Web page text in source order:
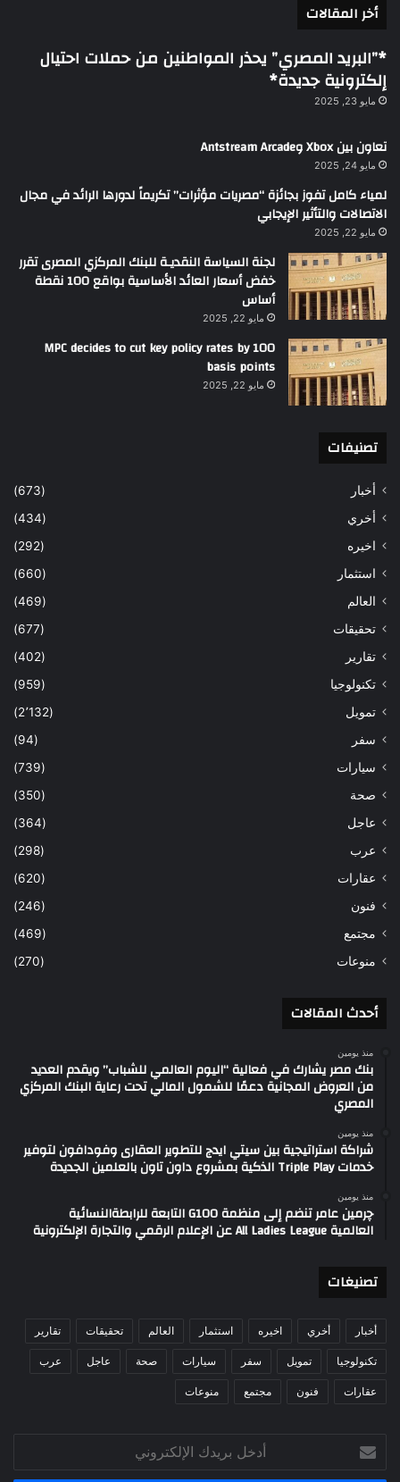
أخر المقالات
*”البريد المصري” يحذر المواطنين من حملات احتيال
إلكترونية جديدة*
مايو 23, 2025
تعاون بين Xbox وAntstream Arcade
مايو 24, 2025
لمياء كامل تفوز بجائزة “مصريات مؤثرات” تكريماً لدورها الرائد في مجال
الاتصالات والتأثير الإيجابي
مايو 22, 2025
لجنة السياسة النقديـة للبنك المركزي المصرى تقرر
خفض أسعار العائد الأساسية بواقع 100 نقطة
أساس
مايو 22, 2025
MPC decides to cut key policy rates by 100
basis points
مايو 22, 2025
تصنيفات
أخبار
(673)
أخري
(434)
اخيره
(292)
استثمار
(660)
العالم
(469)
تحقيقات
(677)
تقارير
(402)
تكنولوجيا
(959)
تمويل
(2٬132)
سفر
(94)
سيارات
(739)
صحة
(350)
عاجل
(364)
عرب
(298)
عقارات
(620)
فنون
(246)
مجتمع
(469)
منوعات
(270)
أحدث المقالات
منذ يومين
بنك مصر يشارك في فعالية “اليوم العالمي للشباب” ويقدم العديد
من العروض المجانية دعمًا للشمول المالي تحت رعاية البنك المركزي
المصري
منذ يومين
شراكة استراتيجية بين سيتي ايدج للتطوير العقارى وفودافون لتوفير
خدمات Triple Play الذكية بمشروع داون تاون بالعلمين الجديدة
منذ يومين
چرمين عامر تنضم إلى منظمة G100 التابعة للرابطةالنسائية
العالمية All Ladies League عن الإعلام الرقمي والتجارة الإلكترونية
تصنيغات
أخبار أخري اخيره استثمار العالم تحقيقات تقارير
تكنولوجيا تمويل سفر سيارات صحة عاجل عرب
عقارات فنون مجتمع منوعات
بريدك
الإلكتروني